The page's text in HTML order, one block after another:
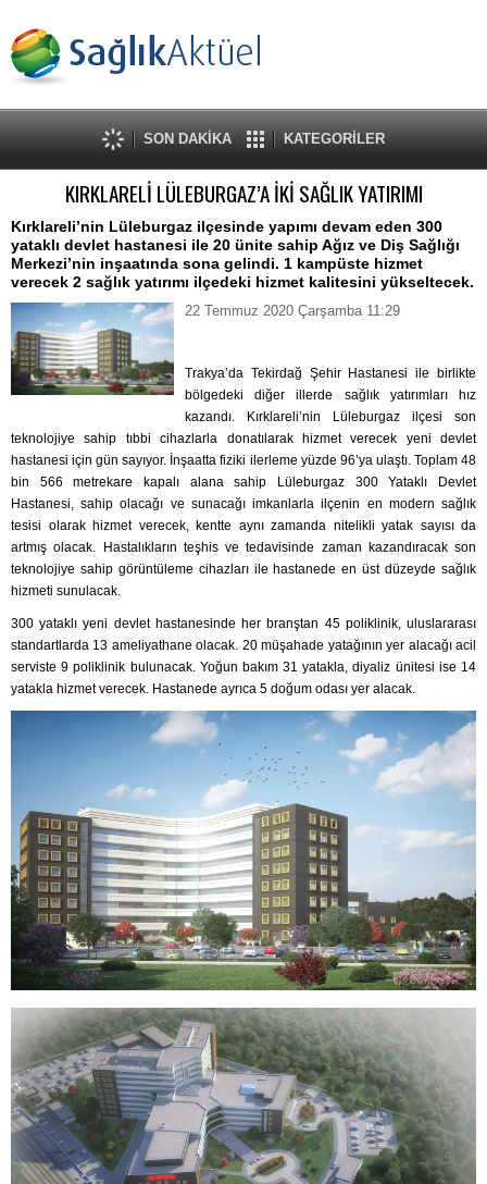
SON DAKİKA KATEGORİLER
KIRKLARELİ LÜLEBURGAZ’A İKİ SAĞLIK YATIRIMI
Kırklareli’nin Lüleburgaz ilçesinde yapımı devam eden 300
yataklı devlet hastanesi ile 20 ünite sahip Ağız ve Diş Sağlığı
Merkezi’nin inşaatında sona gelindi. 1 kampüste hizmet
verecek 2 sağlık yatırımı ilçedeki hizmet kalitesini yükseltecek.
22 Temmuz 2020 Çarşamba 11:29
Trakya’da Tekirdağ Şehir Hastanesi ile birlikte
bölgedeki diğer illerde sağlık yatırımları hız
kazandı. Kırklareli’nin Lüleburgaz ilçesi son
teknolojiye sahip tıbbi cihazlarla donatılarak hizmet verecek yeni devlet
hastanesi için gün sayıyor. İnşaatta fiziki ilerleme yüzde 96’ya ulaştı. Toplam 48
bin 566 metrekare kapalı alana sahip Lüleburgaz 300 Yataklı Devlet
Hastanesi, sahip olacağı ve sunacağı imkanlarla ilçenin en modern sağlık
tesisi olarak hizmet verecek, kentte aynı zamanda nitelikli yatak sayısı da
artmış olacak. Hastalıkların teşhis ve tedavisinde zaman kazandıracak son
teknolojiye sahip görüntüleme cihazları ile hastanede en üst düzeyde sağlık
hizmeti sunulacak.
300 yataklı yeni devlet hastanesinde her branştan 45 poliklinik, uluslararası
standartlarda 13 ameliyathane olacak. 20 müşahade yatağının yer alacağı acil
serviste 9 poliklinik bulunacak. Yoğun bakım 31 yatakla, diyaliz ünitesi ise 14
yatakla hizmet verecek. Hastanede ayrıca 5 doğum odası yer alacak.